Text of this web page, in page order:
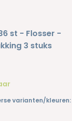
st - Flosser -
3 stuks
varianten/kleuren: